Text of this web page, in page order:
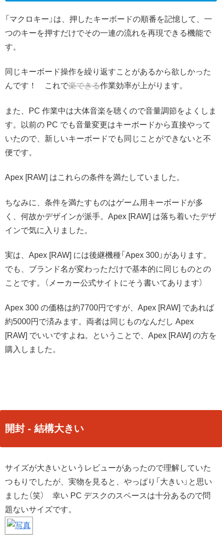
「マクロキー」は、押したキーボードの順番を記憶して、一
つのキーを押すだけでその一連の流れを再現できる機能で
す。
同じキーボード操作を繰り返すことがあるから欲しかった
んです！ これで楽できる作業効率が上がります。
また、PC 作業中は大体音楽を聴くので音量調節をよくしま
す。以前の PC でも音量変更はキーボードから直接やって
いたので、新しいキーボードでも同じことができないと不
便です。
Apex [RAW] はこれらの条件を満たしていました。
ちなみに、条件を満たすものはゲーム用キーボードが多
く、何故かデザインが派手。Apex [RAW] は落ち着いたデザ
インで気に入りました。
実は、Apex [RAW] には後継機種「Apex 300」があります。
でも、ブランド名が変わっただけで基本的に同じものとの
ことです。（メーカー公式サイトにそう書いてあります）
Apex 300 の価格は約7700円ですが、Apex [RAW] であれば
約5000円で済みます。両者は同じものなんだし Apex
[RAW] でいいですよね。ということで、Apex [RAW] の方を
購入しました。
開封 - 結構大きい
サイズが大きいというレビューがあったので理解していた
つもりでしたが、実物を見ると、やっぱり「大きい」と思い
ました（笑） 幸い PC デスクのスペースは十分あるので問
題ないサイズです。